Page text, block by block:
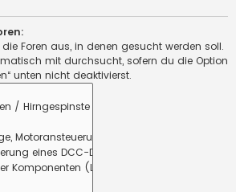
Foren aus, in denen gesucht werden soll.
mit durchsucht, sofern du die Option
unten nicht deaktivierst.